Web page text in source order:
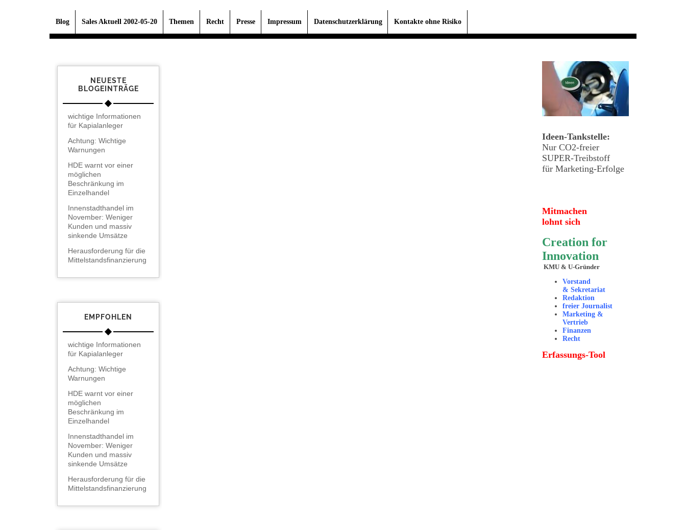
Blog Sales Aktuell 2002-05-20 Themen Recht Presse Impressum Datenschutzerklärung Kontakte ohne Risiko
NEUESTE
BLOGEINTRÄGE
wichtige Informationen
für Kapialanleger
Achtung: Wichtige
Warnungen
HDE warnt vor einer
möglichen
Beschränkung im
Einzelhandel
Innenstadthandel im
November: Weniger
Kunden und massiv
sinkende Umsätze
Herausforderung für die
Mittelstandsfinanzierung
EMPFOHLEN
wichtige Informationen
für Kapialanleger
Achtung: Wichtige
Warnungen
HDE warnt vor einer
möglichen
Beschränkung im
Einzelhandel
Innenstadthandel im
November: Weniger
Kunden und massiv
sinkende Umsätze
Herausforderung für die
Mittelstandsfinanzierung
Ideen-Tankstelle:
Nur CO2-freier
SUPER-Treibstoff
für Marketing-Erfolge
Mitmachen
lohnt sich
Creation for
Innovation
KMU & U-Gründer
Vorstand
& Sekretariat
Redaktion
freier Journalist
Marketing &
Vertrieb
Finanzen
Recht
Erfassungs-Tool